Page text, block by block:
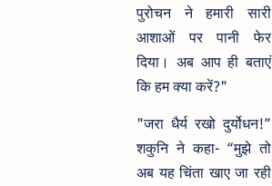
पुरोचन ने हमारी सारी
आशाओं पर पानी फेर
दिया। अब आप ही बताएं
कि हम क्या करें?"
"जरा धैर्य रखो दुर्योधन!”
शकुनि ने कहा- “मुझे तो
अब यह चिंता खाए जा रही